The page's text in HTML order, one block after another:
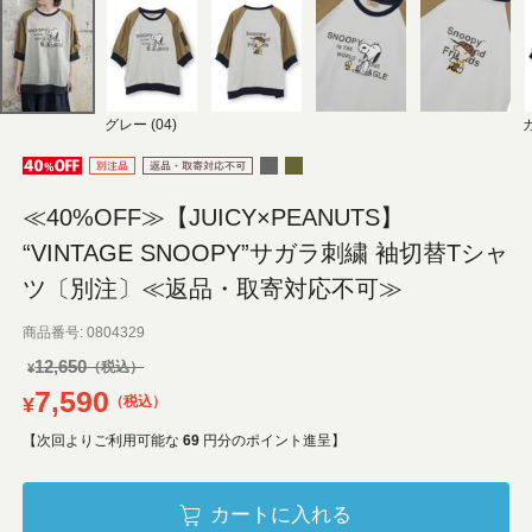
グレー (04)
≪40%OFF≫【JUICY×PEANUTS】
“VINTAGE SNOOPY”サガラ刺繍 袖切替Tシャ
ツ〔別注〕≪返品・取寄対応不可≫
商品番号 0804329
¥12,650
¥7,590 税込
【次回よりご利用可能な 69 円分のポイント進呈】
カートに入れる